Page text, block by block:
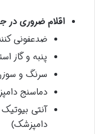
اقلام ضروری در
ضدعفونی
پنبه و گاز
سرنگ و
دماسنج
آنتی
دامپزشک)